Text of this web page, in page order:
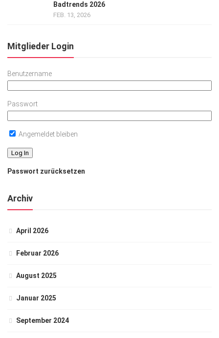
Badtrends 2026
FEB. 13, 2026
Mitglieder Login
Benutzername
Passwort
Angemeldet bleiben
Passwort zurücksetzen
Archiv
April 2026
Februar 2026
August 2025
Januar 2025
September 2024